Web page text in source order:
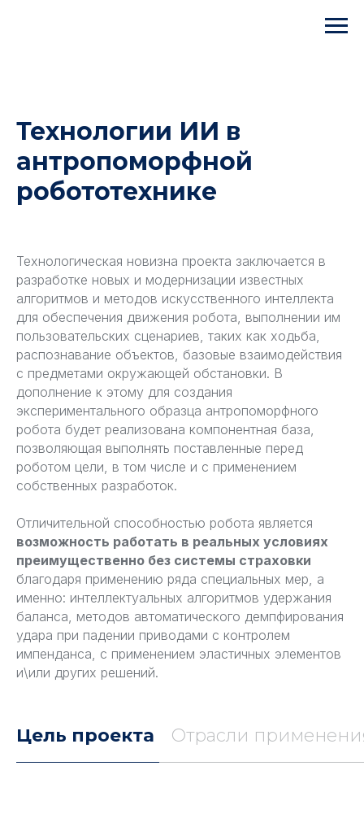
Технологии ИИ в
антропоморфной
робототехнике
Технологическая новизна проекта заключается в
разработке новых и модернизации известных
алгоритмов и методов искусственного интеллекта
для обеспечения движения робота, выполнении им
пользовательских сценариев, таких как ходьба,
распознавание объектов, базовые взаимодействия
с предметами окружающей обстановки. В
дополнение к этому для создания
экспериментального образца антропоморфного
робота будет реализована компонентная база,
позволяющая выполнять поставленные перед
роботом цели, в том числе и с применением
собственных разработок.
Отличительной способностью робота является
возможность работать в реальных условиях
преимущественно без системы страховки
благодаря применению ряда специальных мер, а
именно: интеллектуальных алгоритмов удержания
баланса, методов автоматического демпфирования
удара при падении приводами с контролем
импенданса, с применением эластичных элементов
и\или других решений.
Цель проекта Отрасли